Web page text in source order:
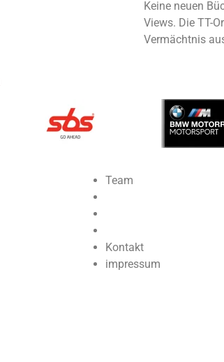
Keine neuen
Views. Die TT-
Vermächtnis
Team
Kontakt
impressum